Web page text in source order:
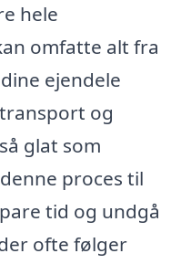
hele
omfatte alt fra
ejendele
og
glat som
proces til
tid og undgå
ofte følger